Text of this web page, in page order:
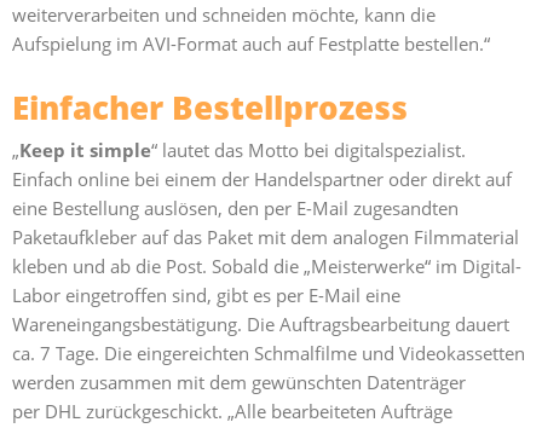
weiterverarbeiten und schneiden möchte, kann die
Aufspielung im AVI-Format auch auf Festplatte bestellen.“
Einfacher Bestellprozess
„Keep it simple“ lautet das Motto bei digitalspezialist.
Einfach online bei einem der Handelspartner oder direkt auf
eine Bestellung auslösen, den per E-Mail zugesandten
Paketaufkleber auf das Paket mit dem analogen Filmmaterial
kleben und ab die Post. Sobald die „Meisterwerke“ im Digital-
Labor eingetroffen sind, gibt es per E-Mail eine
Wareneingangsbestätigung. Die Auftragsbearbeitung dauert
ca. 7 Tage. Die eingereichten Schmalfilme und Videokassetten
werden zusammen mit dem gewünschten Datenträger
per DHL zurückgeschickt. „Alle bearbeiteten Aufträge